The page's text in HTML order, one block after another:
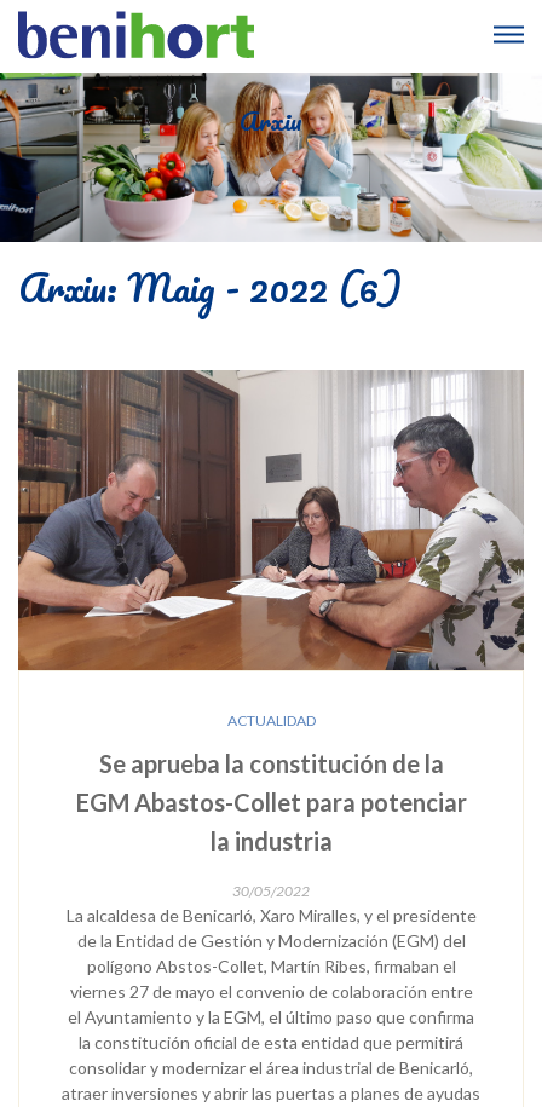
Arxiu
Arxiu: Maig - 2022 (6)
ACTUALIDAD
Se aprueba la constitución de la
EGM Abastos-Collet para potenciar
la industria
30/05/2022
La alcaldesa de Benicarló, Xaro Miralles, y el presidente
de la Entidad de Gestión y Modernización (EGM) del
polígono Abstos-Collet, Martín Ribes, firmaban el
viernes 27 de mayo el convenio de colaboración entre
el Ayuntamiento y la EGM, el último paso que confirma
la constitución oficial de esta entidad que permitirá
consolidar y modernizar el área industrial de Benicarló,
atraer inversiones y abrir las puertas a planes de ayudas